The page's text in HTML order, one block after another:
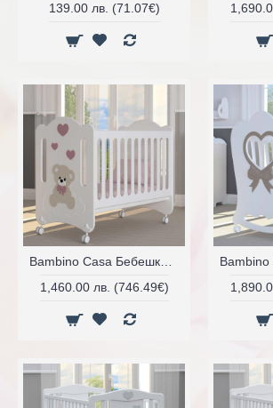
139.00 лв. (71.07€)
1,460.00 лв. (746.49€)